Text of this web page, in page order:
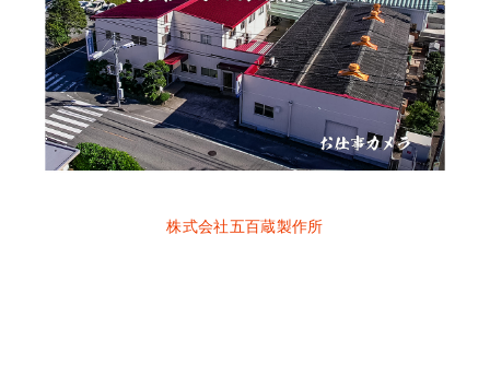
株式会社五百蔵製作所